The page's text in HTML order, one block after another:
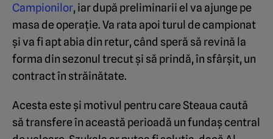
Campionilor, iar după preliminarii el va ajunge pe
masa de operație. Va rata apoi turul de campionat
și va fi apt abia din retur, când speră să revină la
forma din sezonul trecut și să prindă, în sfârșit, un
contract în străinătate.
Acesta este și motivul pentru care Steaua caută
să transfere în această perioadă un fundaș central